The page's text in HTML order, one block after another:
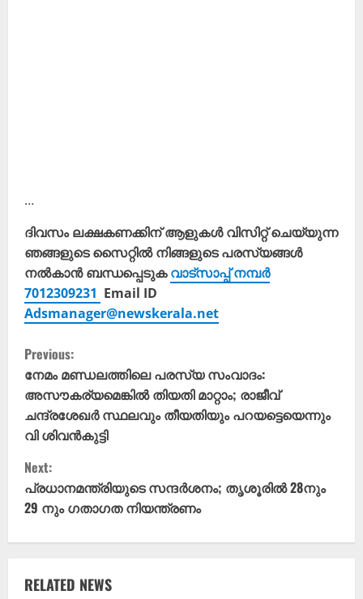
…
ദിവസം ലക്ഷകണക്കിന് ആളുകൾ വിസിറ്റ് ചെയ്യുന്ന
ഞങ്ങളുടെ സൈറ്റിൽ നിങ്ങളുടെ പരസ്യങ്ങൾ
നൽകാൻ ബന്ധപ്പെടുകവാട്സാപ്പ് നമ്പർ
7012309231 Email ID
Adsmanager@newskerala.net
C
o
n
t
i
n
u
e
Previous:
നേമം മണ്ഡലത്തിലെ പരസ്യ സംവാദം:
അസൗകര്യമെങ്കിൽ തിയതി മാറ്റാം; രാജീവ്
ചന്ദ്രശേഖർ സ്ഥലവും തീയതിയും പറയട്ടെയെന്നും
വി ശിവൻകുട്ടി
Next:
പ്രധാനമന്ത്രിയുടെ സന്ദർശനം; തൃശൂരിൽ 28നും
29 നും ഗതാഗത നിയന്ത്രണം
RELATED NEWS